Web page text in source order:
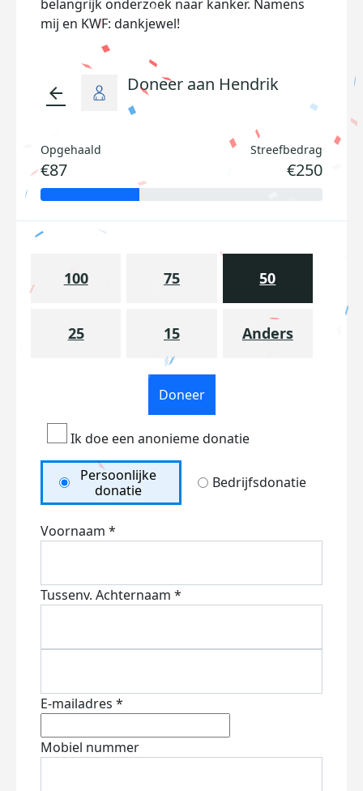
belangrijk onderzoek naar kanker. Namens
mij en KWF: dankjewel!
arrow_back Doneer aan Hendrik
Opgehaald
€87
Streefbedrag
€250
100 75 50
25 15 Anders
Doneer
Ik doe een anonieme donatie
Persoonlijke
donatie
Bedrijfsdonatie
Voornaam *
Tussenv. Achternaam *
E-mailadres *
Mobiel nummer